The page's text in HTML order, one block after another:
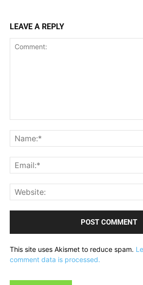
LEAVE A REPLY
This site uses Akismet to reduce spam.
comment data is processed.